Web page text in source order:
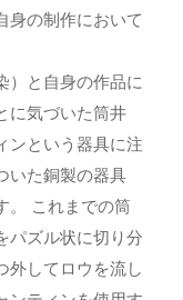
身の制作において
）と自身の作品に
に気づいた筒井
ンという器具に注
いた銅製の器具
。 これまでの筒
パズル状に切り分
外してロウを流し